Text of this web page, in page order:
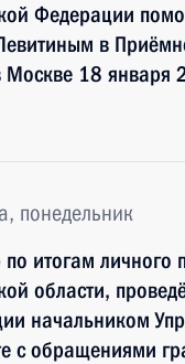
Федерации
в
Москве 18 января
понедельник
итогам
области,
начальником
с обращениями